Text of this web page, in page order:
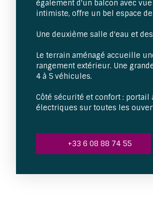
également d'un balcon avec
intimiste, offre un bel espace
Une deuxième salle d'eau et
Le terrain aménagé accueille
rangement extérieur. Une
4 à 5 véhicules.
Côté sécurité et confort :
électriques sur toutes les
+33 6 08 88 74 55